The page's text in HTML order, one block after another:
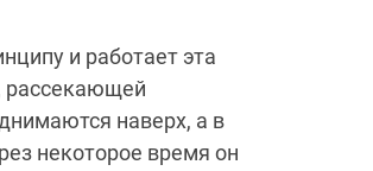
и работает эта
рассекающей
наверх, а в
некоторое время он